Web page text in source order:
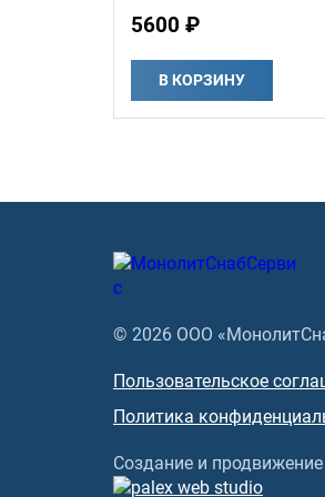
5600 ₽
В КОРЗИНУ
© 2026 ООО
Пользовательское
Политика
Создание и